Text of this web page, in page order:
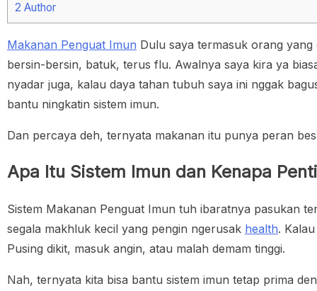
2 Author
Makanan Penguat Imun Dulu saya termasuk orang yang
bersin-bersin, batuk, terus flu. Awalnya saya kira ya
nyadar juga, kalau daya tahan tubuh saya ini nggak
bantu ningkatin sistem imun.
Dan percaya deh, ternyata makanan itu punya peran
Apa Itu Sistem Imun dan Kenapa
Sistem Makanan Penguat Imun tuh ibaratnya pasukan
segala makhluk kecil yang pengin ngerusak health.
Pusing dikit, masuk angin, atau malah demam tinggi.
Nah, ternyata kita bisa bantu sistem imun tetap prima